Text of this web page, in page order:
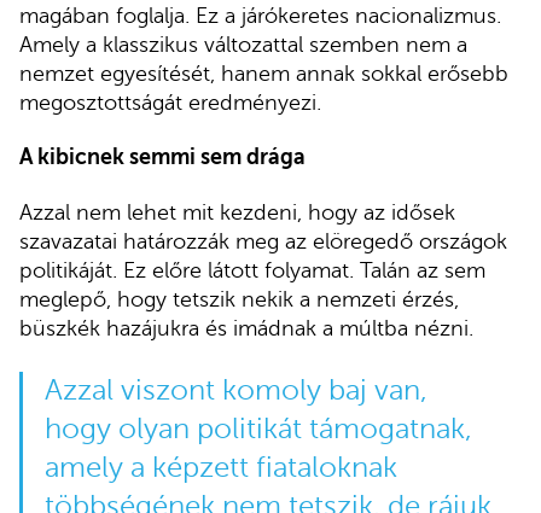
magában foglalja. Ez a járókeretes nacionalizmus.
Amely a klasszikus változattal szemben nem a
nemzet egyesítését, hanem annak sokkal erősebb
megosztottságát eredményezi.
A kibicnek semmi sem drága
Azzal nem lehet mit kezdeni, hogy az idősek
szavazatai határozzák meg az elöregedő országok
politikáját. Ez előre látott folyamat. Talán az sem
meglepő, hogy tetszik nekik a nemzeti érzés,
büszkék hazájukra és imádnak a múltba nézni.
Azzal viszont komoly baj van,
hogy olyan politikát támogatnak,
amely a képzett fiataloknak
többségének nem tetszik, de rájuk